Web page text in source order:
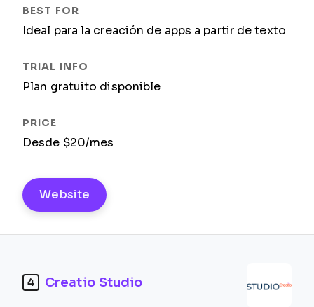
Ideal para la creación de apps a partir de texto
Plan gratuito disponible
Desde $20/mes
Website
4 Creatio Studio